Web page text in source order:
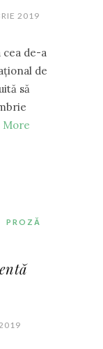
2019
cea de-a
de
să
More
PROZĂ